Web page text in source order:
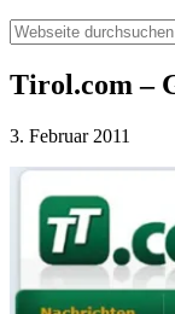
Webseite
durchsuchen
Search
Tirol.com –
3. Februar 2011